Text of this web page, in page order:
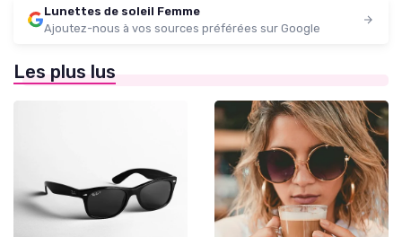
Lunettes de soleil Femme
Ajoutez-nous à vos sources préférées sur Google
Les plus lus